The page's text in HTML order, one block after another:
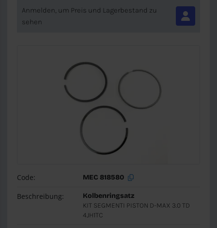
Anmelden, um Preis und Lagerbestand zu
sehen
Code: MEC 818580
Beschreibung:
Kolbenringsatz
KIT SEGMENTI PISTON D-MAX 3.0 TD
4JH1TC